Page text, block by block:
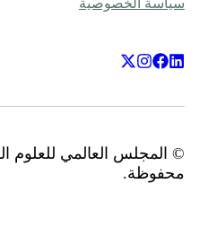
السلوكية. جميع الحقوق